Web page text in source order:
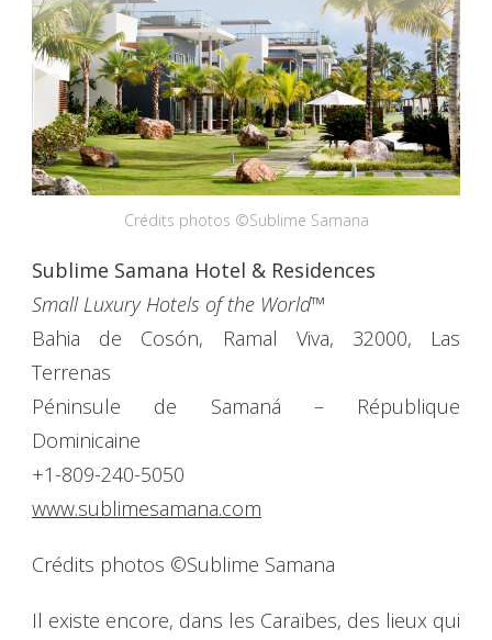
Crédits photos ©Sublime Samana
Sublime Samana Hotel & Residences
Small Luxury Hotels of the World™
Bahia de Cosón, Ramal Viva, 32000, Las
Terrenas
Péninsule de Samaná – République
Dominicaine
+1-809-240-5050
www.sublimesamana.com
Crédits photos ©Sublime Samana
Il existe encore, dans les Caraïbes, des lieux qui